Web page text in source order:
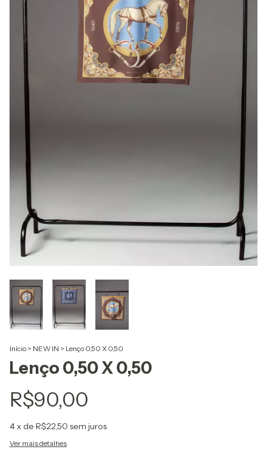
Início > NEW IN > Lenço 0,50 X 0,50
Lenço 0,50 X 0,50
R$90,00
4x de R$22,50 sem juros
Ver mais detalhes